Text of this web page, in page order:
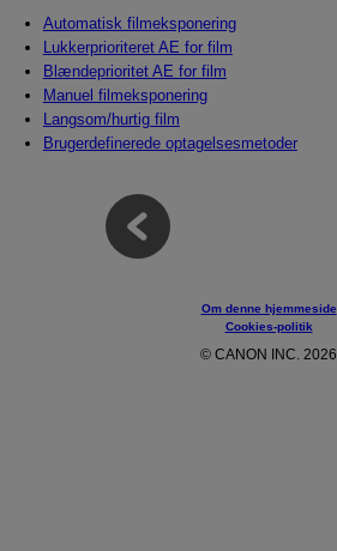
Automatisk filmeksponering
Lukkerprioriteret AE for film
Blændeprioritet AE for film
Manuel filmeksponering
Langsom/hurtig film
Brugerdefinerede optagelsesmetoder
Om denne hjemmeside
Cookies-politik
© CANON INC. 2026